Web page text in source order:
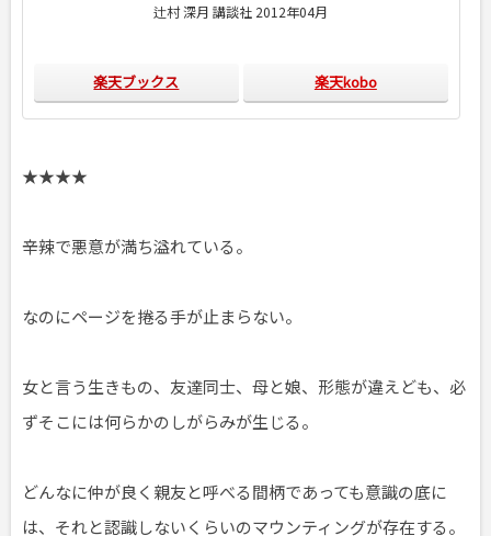
辻村 深月 講談社 2012年04月
楽天ブックス 楽天kobo
★★★★
辛辣で悪意が満ち溢れている。
なのにページを捲る手が止まらない。
女と言う生きもの、友達同士、母と娘、形態が違えども、必
ずそこには何らかのしがらみが生じる。
どんなに仲が良く親友と呼べる間柄であっても意識の底に
は、それと認識しないくらいのマウンティングが存在する。